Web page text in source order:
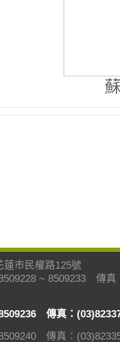
蓮市民權路125號
~ 8509233 傳真
傳真：
傳真：